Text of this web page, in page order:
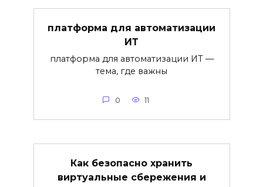
платформа для автоматизации
ИТ
платформа для автоматизации ИТ —
тема, где важны
0 11
Как безопасно хранить
виртуальные сбережения и